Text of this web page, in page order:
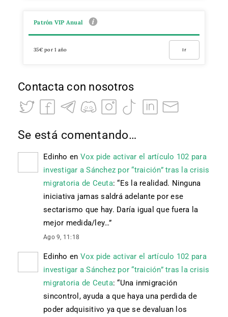
Patrón VIP Anual
35€ por 1 año Ir
Contacta con nosotros
Se está comentando…
Edinho en Vox pide activar el artículo 102 para
investigar a Sánchez por “traición” tras la crisis
migratoria de Ceuta: “Es la realidad. Ninguna
iniciativa jamas saldrá adelante por ese
sectarismo que hay. Daría igual que fuera la
mejor medida/ley…”
Ago 9, 11:18
Edinho en Vox pide activar el artículo 102 para
investigar a Sánchez por “traición” tras la crisis
migratoria de Ceuta: “Una inmigración
sincontrol, ayuda a que haya una perdida de
poder adquisitivo ya que se devaluan los